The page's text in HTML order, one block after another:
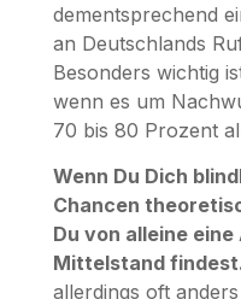
dementsprechend
an Deutschlands
Besonders wichtig
wenn es um
70 bis 80 Prozent
Wenn Du Dich
Chancen
Du von alleine
Mittelstand
allerdings oft